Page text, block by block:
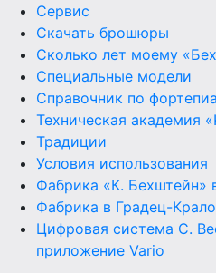
Сервис
Скачать брошюры
Сколько лет моему
Специальные модели
Справочник по
Техническая академия
Традиции
Условия использования
Фабрика «К. Бехштейн»
Фабрика в Градец-
Цифровая система C.
приложение Vario